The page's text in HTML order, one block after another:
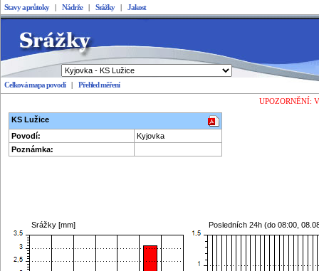
Stavy a průtoky Nádrže Srážky Jakost
Celková mapa povodí Přehled měření
UPOZORNĚNÍ:
KS Lužice
Povodí:
Kyjovka
Poznámka:
Srážky [mm] Posledních 24h (do 08:00,